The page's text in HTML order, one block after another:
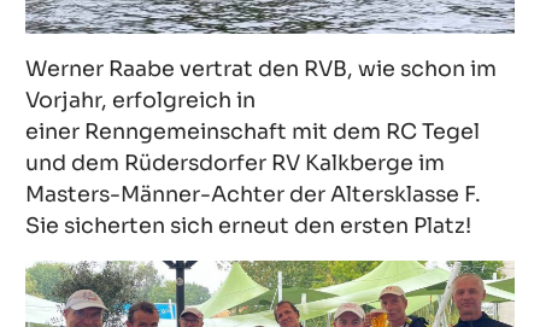
Werner Raabe vertrat den RVB, wie schon im
Vorjahr, erfolgreich in
einer Renngemeinschaft mit dem RC Tegel
und dem Rüdersdorfer RV Kalkberge im
Masters-Männer-Achter der Altersklasse F.
Sie sicherten sich erneut den ersten Platz!